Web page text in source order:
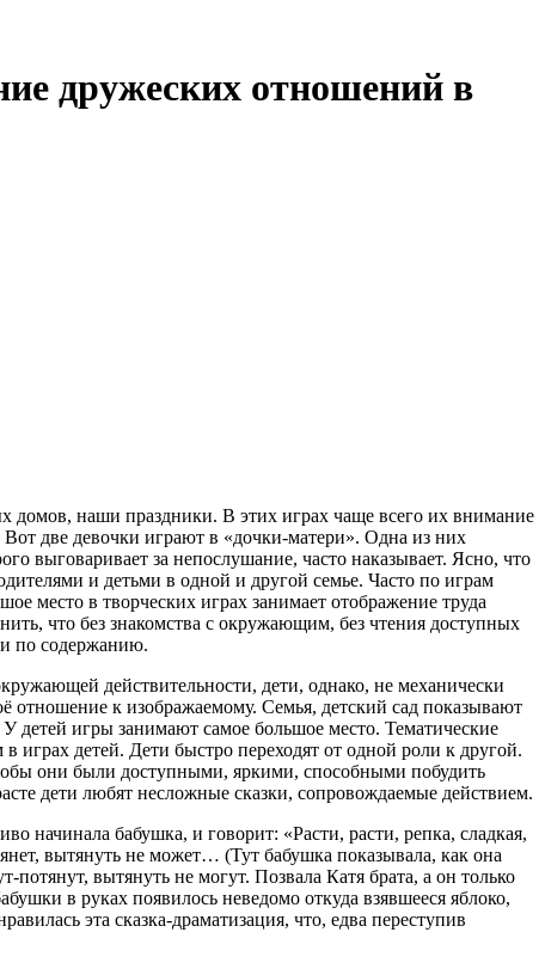
дружеских отношений в
домов, наши праздники. В этих играх чаще всего их внимание
две девочки играют в «дочки-матери». Одна из них
выговаривает за непослушание, часто наказывает. Ясно, что
и детьми в одной и другой семье. Часто по играм
место в творческих играх занимает отображение труда
что без знакомства с окружающим, без чтения доступных
по содержанию.
действительности, дети, однако, не механически
отношение к изображаемому. Семья, детский сад показывают
детей игры занимают самое большое место. Тематические
детей. Дети быстро переходят от одной роли к другой.
они были доступными, яркими, способными побудить
дети любят несложные сказки, сопровождаемые действием.
начинала бабушка, и говорит: «Расти, расти, репка, сладкая,
вытянуть не может… (Тут бабушка показывала, как она
вытянуть не могут. Позвала Катя брата, а он только
в руках появилось неведомо откуда взявшееся яблоко,
эта сказка-драматизация, что, едва переступив